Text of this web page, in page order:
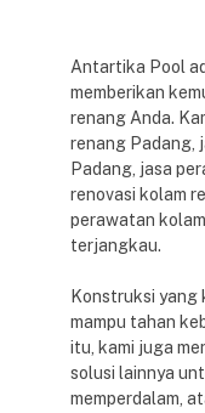
Antartika Pool
memberikan
renang Anda.
renang Padang,
Padang, jasa
renovasi kolam
perawatan
terjangkau.
Konstruksi yang
mampu tahan
itu, kami juga
solusi lainnya
memperdalam,